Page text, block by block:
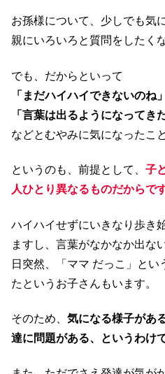
お孫様について、少しでも気
親にいろいろと質問をしたく
でも、だからといって
「まだハイハイできないのね」
「言葉は出るようになってき
などとむやみに気になったこ
というのも、前提として、 子
人ひとり異なるものだからです
ハイハイせずにいきなり歩き
ますし、言葉がなかなか出な
日突然、「ママ だっこ」とい
たというお子さんもいます。
そのため、 気になる様子があ
達に問題がある、というわけ